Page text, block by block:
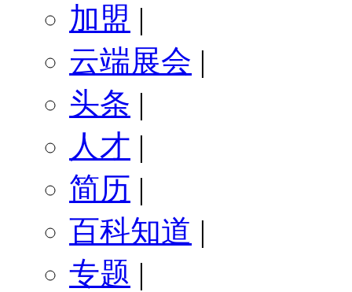
加盟 |
云端展会 |
头条 |
人才 |
简历 |
百科知道 |
专题 |